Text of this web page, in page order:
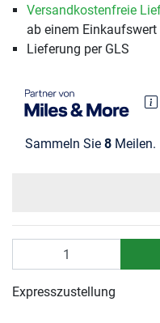
Versandkostenfreie
ab einem Einkaufswert
Lieferung per GLS
Sammeln Sie 8 Meilen.
Expresszustellung